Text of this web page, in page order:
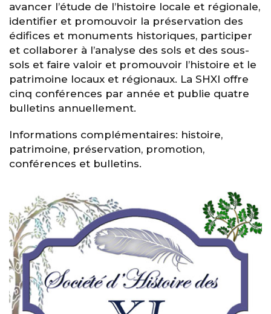
avancer l’étude de l’histoire locale et régionale,
identifier et promouvoir la préservation des
édifices et monuments historiques, participer
et collaborer à l’analyse des sols et des sous-
sols et faire valoir et promouvoir l’histoire et le
patrimoine locaux et régionaux. La SHXI offre
cinq conférences par année et publie quatre
bulletins annuellement.
Informations complémentaires: histoire,
patrimoine, préservation, promotion,
conférences et bulletins.